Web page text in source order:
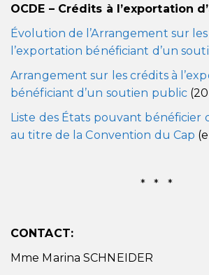
OCDE – Crédits à l’exportation
Évolution de l’Arrangement sur
l’exportation bénéficiant d’un
Arrangement sur les crédits à
bénéficiant d’un soutien public
Liste des États pouvant bénéficier
au titre de la Convention du Cap
* * *
CONTACT:
Mme Marina SCHNEIDER